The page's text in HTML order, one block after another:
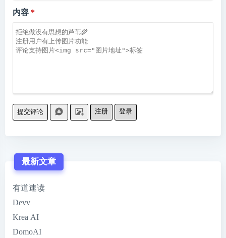
内容
提交评论 注册 登录
最新文章
有道速读
Devv
Krea AI
DomoAI